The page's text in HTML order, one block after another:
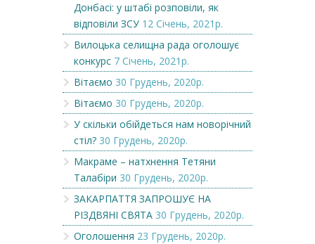
Донбасі: у штабі розповіли, як
відповіли ЗСУ 12 Січень, 2021р.
Вилоцька селищна рада оголошує
конкурс 7 Січень, 2021р.
Вітаємо 30 Грудень, 2020р.
Вітаємо 30 Грудень, 2020р.
У скільки обійдеться нам новорічний
стіл? 30 Грудень, 2020р.
Макраме – натхнення Тетяни
Талабіри 30 Грудень, 2020р.
ЗАКАРПАТТЯ ЗАПРОШУЄ НА
РІЗДВЯНІ СВЯТА 30 Грудень, 2020р.
Оголошення 23 Грудень, 2020р.